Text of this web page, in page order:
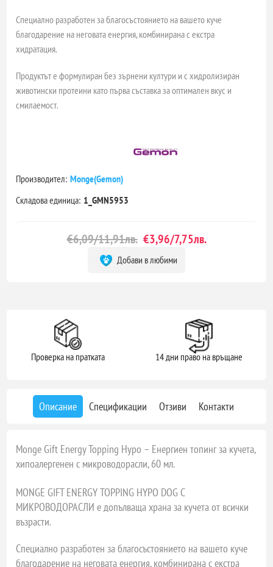
Специално разработен за благосъстоянието на вашето куче
благодарение на неговата енергия, комбинирана с екстра
хидратация.
Продуктът е формулиран без зърнени култури и с хидролизиран
животински протеини като първа съставка за оптимален вкус и
смилаемост.
Производител: Monge(Gemon)
Складова единица: 1_GMN5953
€6,09/11,91лв. €3,96/7,75лв.
Добави в любими
Проверка на пратката 14 дни право на връщане
Описание Спецификации Отзиви Контакти
Monge Gift Energy Topping Hypo – Енергиен топинг за кучета,
хипоалергенен с микроводорасли, 60 мл.
MONGE GIFT ENERGY TOPPING HYPO DOG С
МИКРОВОДОРАСЛИ е допълваща храна за кучета от всички
възрасти.
Специално разработен за благосъстоянието на вашето куче
благодарение на неговата енергия, комбинирана с екстра